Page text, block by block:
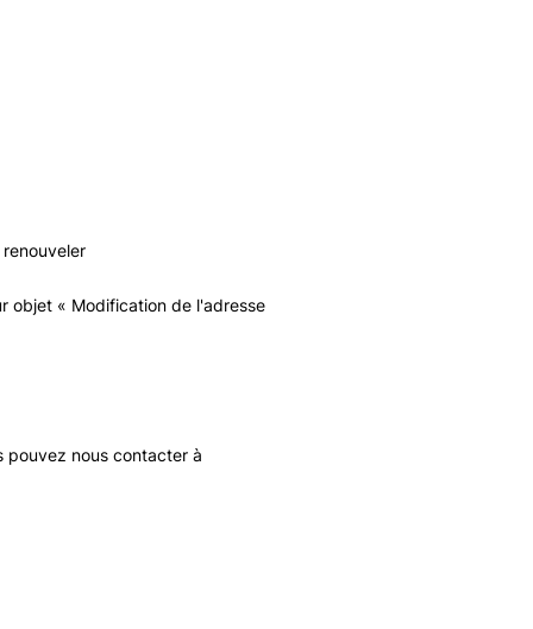
objet « Modification de l'adresse
pouvez nous contacter à